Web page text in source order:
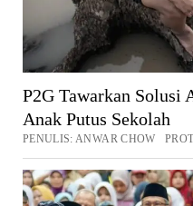
P2G Tawarkan Solusi
Anak Putus Sekolah
PENULIS: ANWAR CHOW